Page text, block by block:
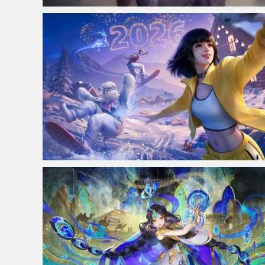
仙侠凌仙 紫色长卷发美女 古风古典 4K壁纸
《Free Fire Max》4K高清游戏壁纸 3840x2160